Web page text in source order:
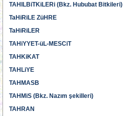
TAHILBiTKiLERi (Bkz. Hububat Bitkileri)
TaHiRiLE ZüHRE
TaHiRiLER
TAHiYYET-üL-MESCiT
TAHKiKAT
TAHLiYE
TAHMASB
TAHMiS (Bkz. Nazım şekilleri)
TAHRAN